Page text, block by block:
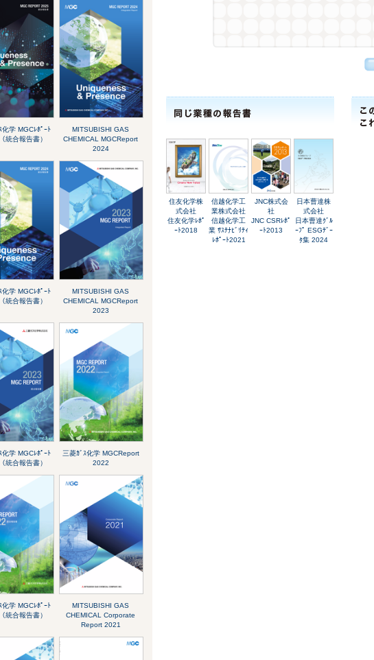
化学 MGCﾚﾎﾟｰﾄ
統合報告書）
MITSUBISHI GAS
CHEMICAL MGCReport
2024
化学 MGCﾚﾎﾟｰﾄ
統合報告書）
MITSUBISHI GAS
CHEMICAL MGCReport
2023
化学 MGCﾚﾎﾟｰﾄ
統合報告書）
三菱ｶﾞｽ化学 MGCReport
2022
化学 MGCﾚﾎﾟｰﾄ
統合報告書）
MITSUBISHI GAS
CHEMICAL Corporate
Report 2021
住友化学株
式会社
住友化学ﾚﾎﾟ
ｰﾄ2018
信越化学工
業株式会社
信越化学工
業 ｻｽﾃﾅﾋﾞﾘﾃｨ
ﾚﾎﾟｰﾄ2021
JNC株式会
社
JNC CSRﾚﾎﾟ
ｰﾄ2013
日本曹達株
式会社
日本曹達ｸﾞﾙ
ｰﾌﾟ ESGﾃﾞｰ
ﾀ集 2024